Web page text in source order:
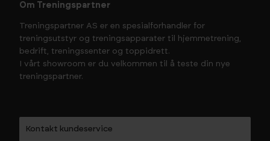
Om Treningspartner
Treningspartner AS er en spesialforhandler for
treningsutstyr og treningsapparater til hjemmetrening,
bedrift, treningssenter og toppidrett.
I vårt showroom er du velkommen til å teste din nye
treningspartner.
Kontakt kundeservice